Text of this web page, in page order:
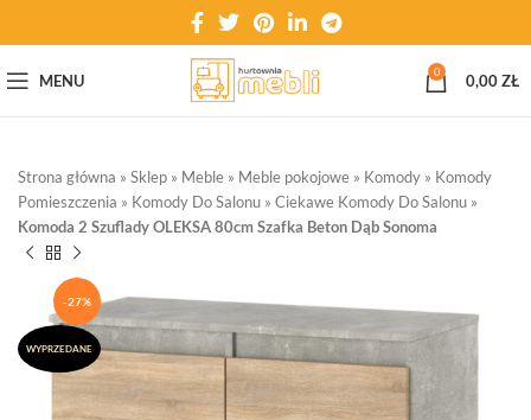
MENU 0 0,00ZŁ
Strona główna » Sklep » Meble » Meble pokojowe » Komody » Komody
Pomieszczenia » Komody Do Salonu » Ciekawe Komody Do Salonu »
Komoda 2 Szuflady OLEKSA 80cm Szafka Beton Dąb Sonoma
-27%
WYPRZEDANE